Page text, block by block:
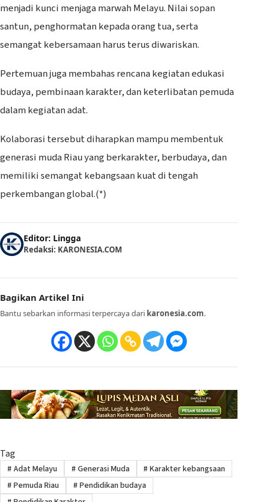
menjadi kunci menjaga marwah Melayu. Nilai sopan
santun, penghormatan kepada orang tua, serta
semangat kebersamaan harus terus diwariskan.
Pertemuan juga membahas rencana kegiatan edukasi
budaya, pembinaan karakter, dan keterlibatan pemuda
dalam kegiatan adat.
Kolaborasi tersebut diharapkan mampu membentuk
generasi muda Riau yang berkarakter, berbudaya, dan
memiliki semangat kebangsaan kuat di tengah
perkembangan global.(*)
Editor: Lingga
Redaksi: KARONESIA.COM
Bagikan Artikel Ini
Bantu sebarkan informasi terpercaya dari karonesia.com.
Tag
# Adat Melayu # Generasi Muda # Karakter kebangsaan
# Pemuda Riau # Pendidikan budaya